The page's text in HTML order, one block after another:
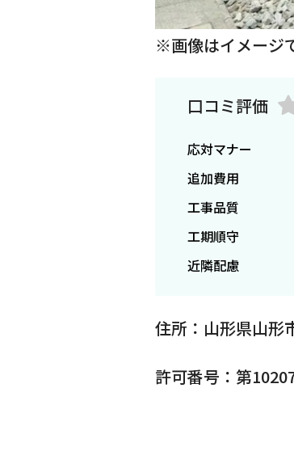
※画像はイメージ
口コミ評価
応対マナー
追加費用
工事品質
工期順守
近隣配慮
住所：山形県山形
許可番号：第